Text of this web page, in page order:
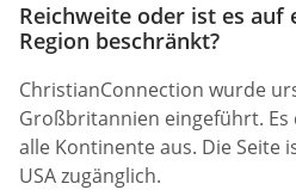
Reichweite oder ist es auf
Region beschränkt?
ChristianConnection wurde
Großbritannien eingeführt.
alle Kontinente aus. Die Seite
USA zugänglich.